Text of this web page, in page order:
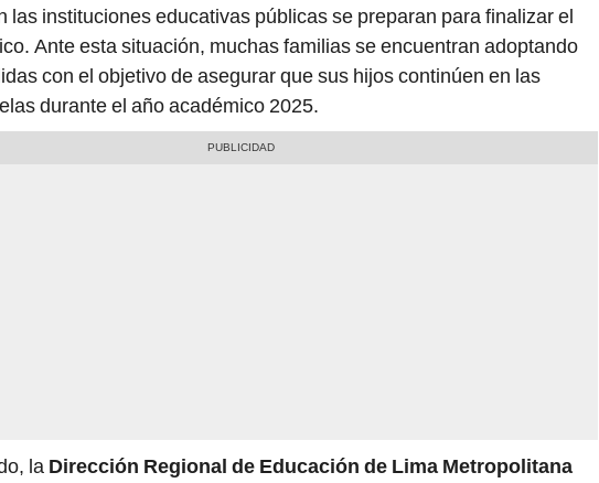
las instituciones educativas públicas se preparan para finalizar el
Ante esta situación, muchas familias se encuentran adoptando
con el objetivo de asegurar que sus hijos continúen en las
durante el año académico 2025.
la Dirección Regional de Educación de Lima Metropolitana